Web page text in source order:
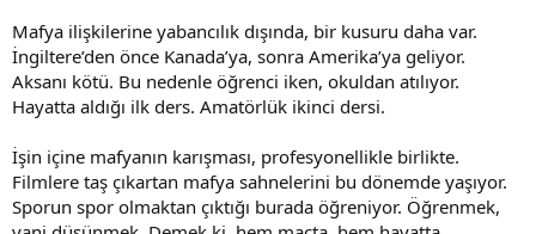
Mafya ilişkilerine yabancılık dışında, bir kusuru daha var.
İngiltere’den önce Kanada’ya, sonra Amerika’ya geliyor.
Aksanı kötü. Bu nedenle öğrenci iken, okuldan atılıyor.
Hayatta aldığı ilk ders. Amatörlük ikinci dersi.
İşin içine mafyanın karışması, profesyonellikle birlikte.
Filmlere taş çıkartan mafya sahnelerini bu dönemde yaşıyor.
Sporun spor olmaktan çıktığı burada öğreniyor. Öğrenmek,